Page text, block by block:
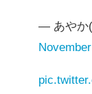
— あやか(